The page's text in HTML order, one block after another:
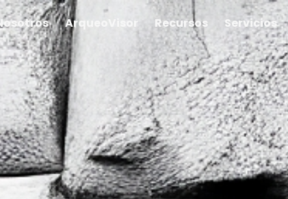
ArqueoVisor Recursos Servicios